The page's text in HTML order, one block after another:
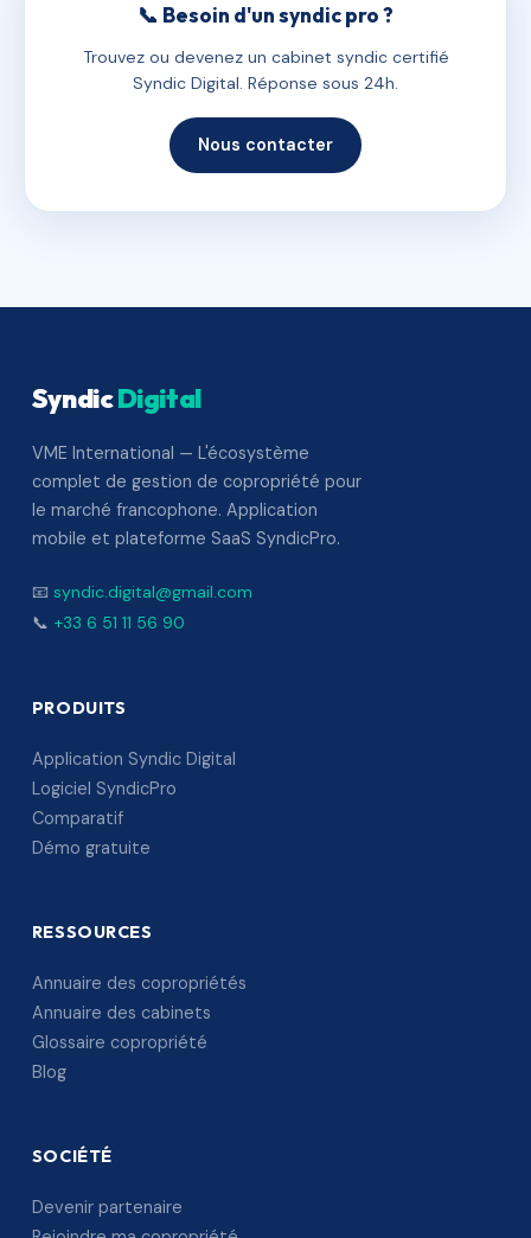
📞 Besoin d'un syndic pro ?
Trouvez ou devenez un cabinet syndic certifié
Syndic Digital. Réponse sous 24h.
Nous contacter
SyndicDigital
VME International — L'écosystème
complet de gestion de copropriété pour
le marché francophone. Application
mobile et plateforme SaaS SyndicPro.
📧 syndic.digital@gmail.com
📞 +33 6 51 11 56 90
PRODUITS
Application Syndic Digital
Logiciel SyndicPro
Comparatif
Démo gratuite
RESSOURCES
Annuaire des copropriétés
Annuaire des cabinets
Glossaire copropriété
Blog
SOCIÉTÉ
Devenir partenaire